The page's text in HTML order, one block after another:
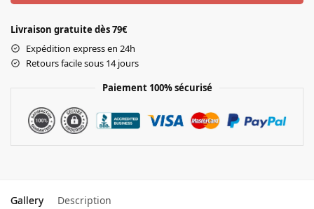
Livraison gratuite dès 79€
Expédition express en 24h
Retours facile sous 14 jours
Paiement 100% sécurisé
Gallery Description